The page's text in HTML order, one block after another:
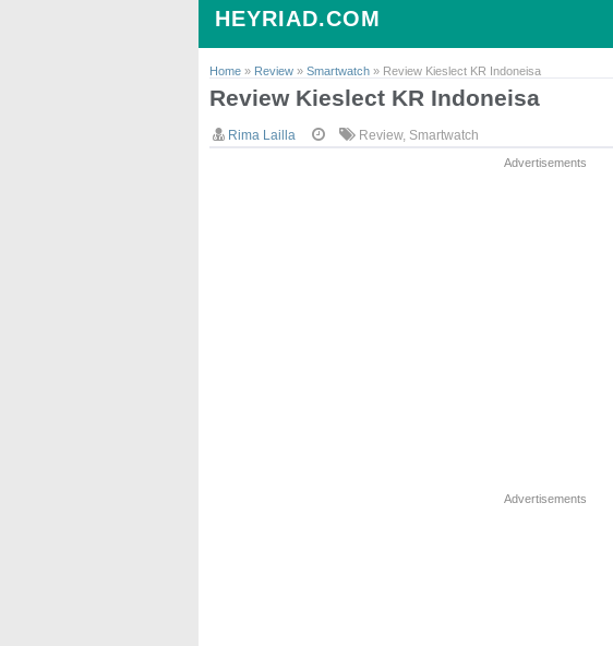
HEYRIAD.COM
Home » Review » Smartwatch » Review Kieslect KR Indoneisa
Review Kieslect KR Indoneisa
Rima Lailla Review, Smartwatch
Advertisements
Advertisements